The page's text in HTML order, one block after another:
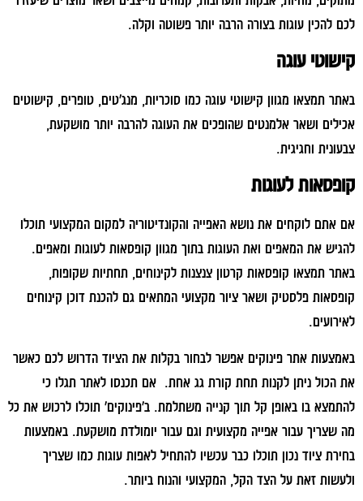
לכם להכין עוגות בצורה הרבה יותר פשוטה וקלה.
קישוטי עוגה
באתר תמצאו מגוון קישוטי עוגה כמו סוכריות, מנג'טים, טופרים, קישוטים
אכילים ושאר אלמנטים שהופכים את העוגה להרבה יותר מושקעת,
צבעונית וחגיגית.
קופסאות לעוגות
אם אתם לוקחים את נושא האפייה והקונדיטוריה למקום המקצועי תוכלו
להגיש את המאפים ואת העוגות בתוך מגוון קופסאות לעוגות ומאפים.
באתר תמצאו קופסאות קרטון צנצנות לקינוחים, תחתיות שקופות,
קופסאות פלסטיק ושאר ציור מקצועי המתאים גם להכנת דוכן קינוחים
לאירועים.
באמצעות אתר פינוקים אפשר לבחור בקלות את הציוד הדרוש לכם כאשר
את הכול ניתן לקנות תחת קורת גג אחת. אם תכנסו לאתר תגלו כי
להתמצא בו באופן קל תוך קנייה משתלמת. ב'פינוקים' תוכלו לרכוש את כל
מה שצריך עבור אפייה מקצועית וגם עבור יומולדת מושקעת. באמצעות
בחירת ציוד נכון תוכלו כבר עכשיו להתחיל לאפות עוגות כמו שצריך
ולעשות זאת על הצד הקל, המקצועי והנוח ביותר.